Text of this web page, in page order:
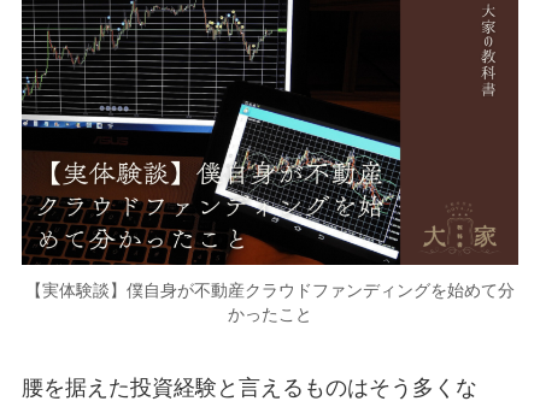
【実体験談】僕自身が不動産クラウドファンディングを始めて分
かったこと
腰を据えた投資経験と言えるものはそう多くな